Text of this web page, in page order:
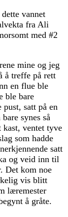
vannet
fra Ali
med #2
mine og jeg
å treffe på rett
en flue ble
ble bare
satt på en
synes så
ventet tyve
som hadde
satt
og veid inn til
Det kom noe
vis blitt
læremester
å gråte.